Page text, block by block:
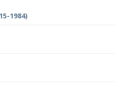
1984)